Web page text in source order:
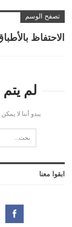
تصفح الوسم
الاحتفاظ
لم
يبدو أننا لا
ابقوا معنا